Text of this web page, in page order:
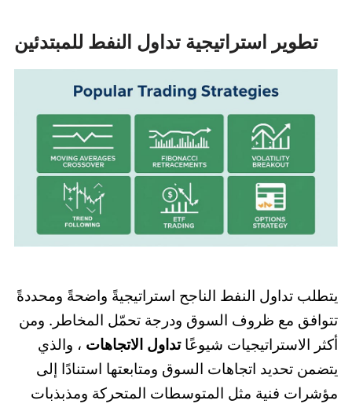
تطوير استراتيجية تداول النفط للمبتدئين
يتطلب تداول النفط الناجح استراتيجيةً واضحةً ومحددةً
تتوافق مع ظروف السوق ودرجة تحمّل المخاطر. ومن
أكثر الاستراتيجيات شيوعًاتداول الاتجاهات ، والذي
يتضمن تحديد اتجاهات السوق ومتابعتها استنادًا إلى
مؤشرات فنية مثل المتوسطات المتحركة ومذبذبات